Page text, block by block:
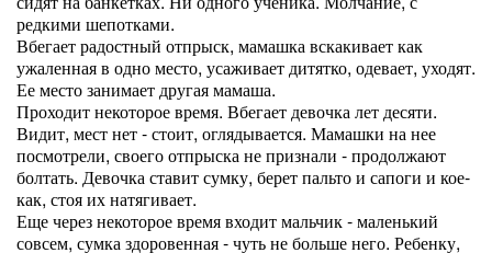
редкими шепотками.
Вбегает радостный отпрыск, мамашка вскакивает как
ужаленная в одно место, усаживает дитятко, одевает, уходят.
Ее место занимает другая мамаша.
Проходит некоторое время. Вбегает девочка лет десяти.
Видит, мест нет - стоит, оглядывается. Мамашки на нее
посмотрели, своего отпрыска не признали - продолжают
болтать. Девочка ставит сумку, берет пальто и сапоги и кое-
как, стоя их натягивает.
Еще через некоторое время входит мальчик - маленький
совсем, сумка здоровенная - чуть не больше него. Ребенку,